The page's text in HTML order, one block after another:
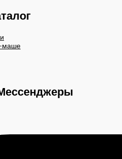
маше